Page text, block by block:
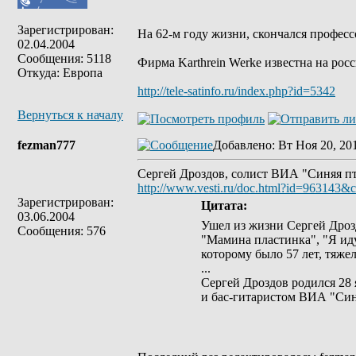
Зарегистрирован:
02.04.2004
Сообщения: 5118
Откуда: Европа
На 62-м году жизни, скончался
Фирма Karthrein Werke известна на
http://tele-satinfo.ru/index.php?id=5342
Вернуться к началу
fezman777
Зарегистрирован:
03.06.2004
Сообщения: 576
Добавлено: Вт Ноя 20,
Сергей Дроздов, солист ВИА "Синяя
http://www.vesti.ru/
Цитата:
Ушел из жизни Сергей
"Мамина пластинка", "Я
которому было 57 лет,
...
Сергей Дроздов родился
и бас-гитаристом ВИА